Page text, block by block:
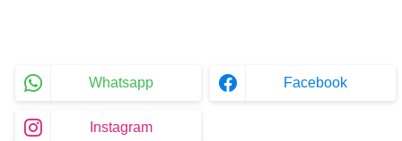
Whatsapp Facebook
Instagram